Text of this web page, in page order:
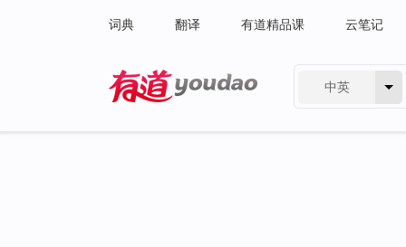
词典 翻译 有道精品课 云笔记
中英